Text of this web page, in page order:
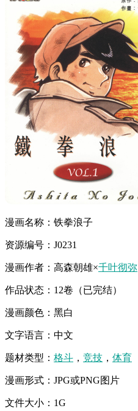
漫画名称：铁拳浪子
资源编号：J0231
漫画作者：高森朝雄×千叶彻弥
作品状态：12卷（已完结）
漫画颜色：黑白
文字语言：中文
题材类型： 格斗 ， 竞技 ， 体育
漫画形式：JPG或PNG图片
文件大小：1G